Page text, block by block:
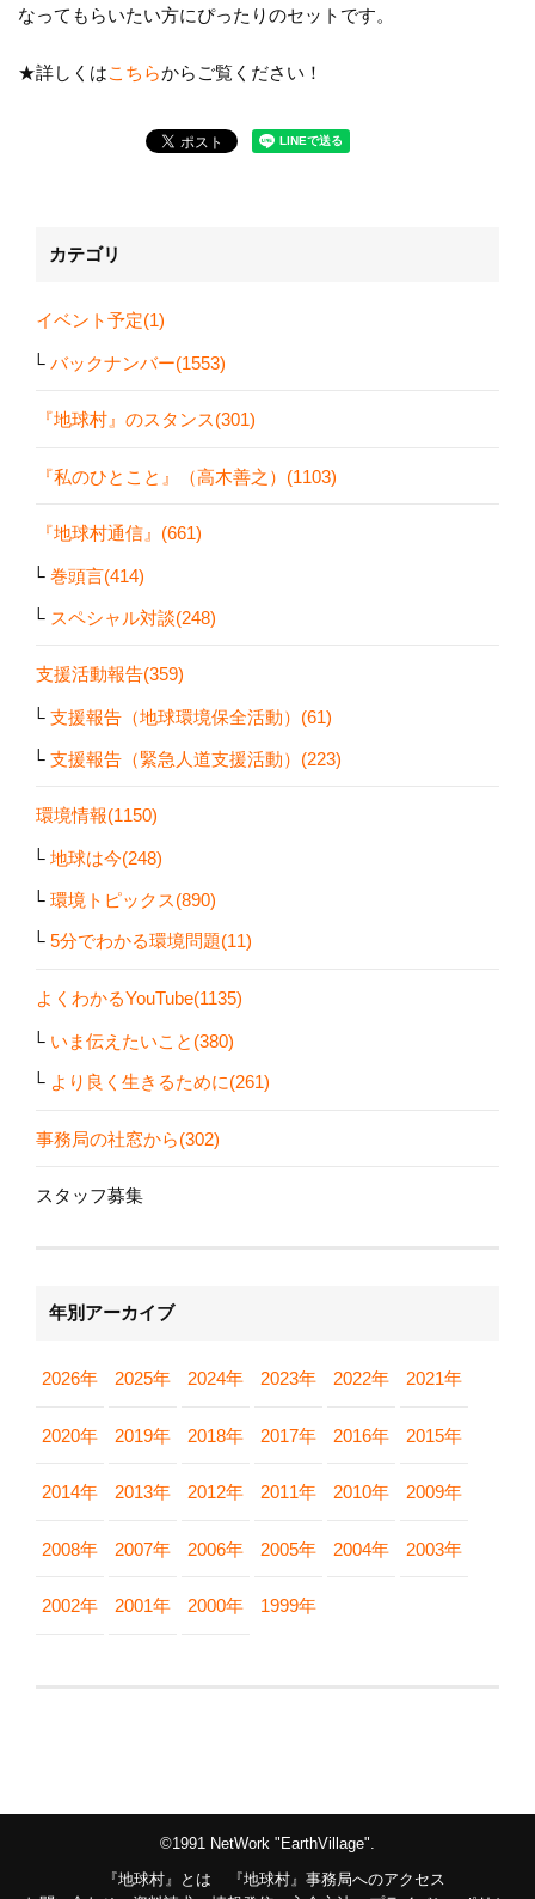
なってもらいたい方にぴったりのセットです。
★詳しくはこちらからご覧ください！
カテゴリ
イベント予定(1)
バックナンバー(1553)
『地球村』のスタンス(301)
『私のひとこと』（高木善之）(1103)
『地球村通信』(661)
巻頭言(414)
スペシャル対談(248)
支援活動報告(359)
支援報告（地球環境保全活動）(61)
支援報告（緊急人道支援活動）(223)
環境情報(1150)
地球は今(248)
環境トピックス(890)
5分でわかる環境問題(11)
よくわかるYouTube(1135)
いま伝えたいこと(380)
より良く生きるために(261)
事務局の社窓から(302)
スタッフ募集
年別アーカイブ
2026年 2025年 2024年 2023年 2022年 2021年
2020年 2019年 2018年 2017年 2016年 2015年
2014年 2013年 2012年 2011年 2010年 2009年
2008年 2007年 2006年 2005年 2004年 2003年
2002年 2001年 2000年 1999年
©1991 NetWork "EarthVillage".
『地球村』とは
『地球村』事務局へのアクセス